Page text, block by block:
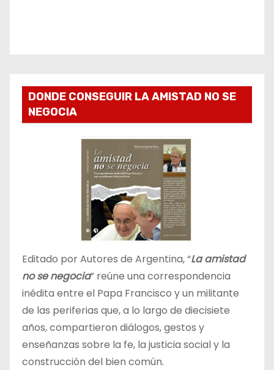
DONDE CONSEGUIR LA AMISTAD NO SE
NEGOCIA
Editado por Autores de Argentina, “La amistad
no se negocia” reúne una correspondencia
inédita entre el Papa Francisco y un militante
de las periferias que, a lo largo de diecisiete
años, compartieron diálogos, gestos y
enseñanzas sobre la fe, la justicia social y la
construcción del bien común.